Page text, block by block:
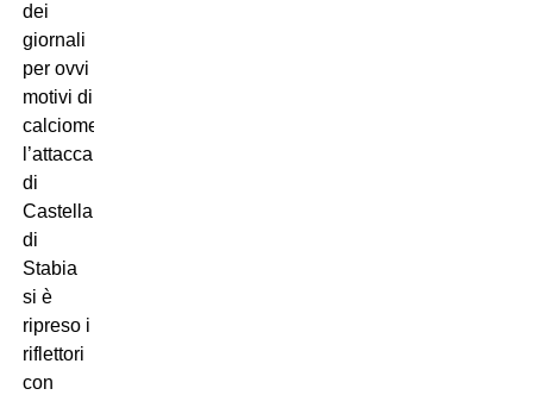
dei
giornali
per ovvi
motivi di
calciomercato,
l’attaccante
di
Castellammare
di
Stabia
si è
ripreso i
riflettori
con